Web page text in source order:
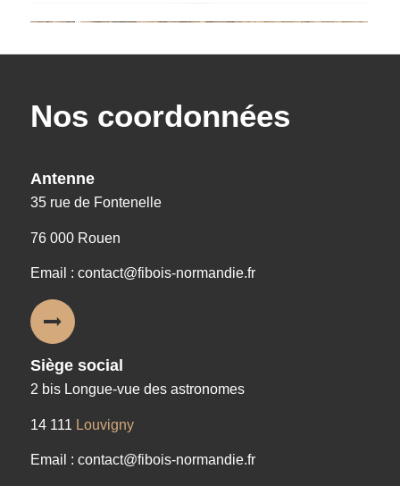
Nos coordonnées
Antenne
35 rue de Fontenelle
76 000 Rouen
Email : contact@fibois-normandie.fr
Siège social
2 bis Longue-vue des astronomes
14 111 Louvigny
Email : contact@fibois-normandie.fr